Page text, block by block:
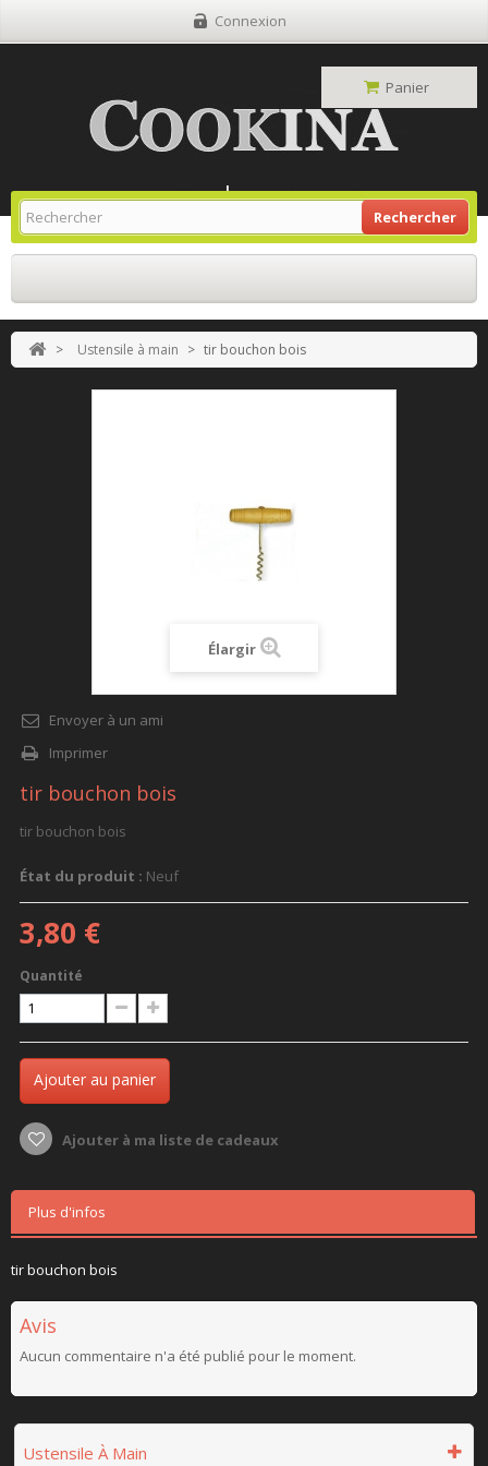
Connexion
Rechercher
Panier
Site Grill Gaz Retour À L'accueil
> Ustensile à main > tir bouchon bois
Élargir
Envoyer à un ami
Imprimer
tir bouchon bois
tir bouchon bois
État du produit : Neuf
3,80 €
Quantité
Ajouter au panier
Ajouter à ma liste de cadeaux
Plus d'infos
tir bouchon bois
Avis
Aucun commentaire n'a été publié pour le moment.
Ustensile À Main